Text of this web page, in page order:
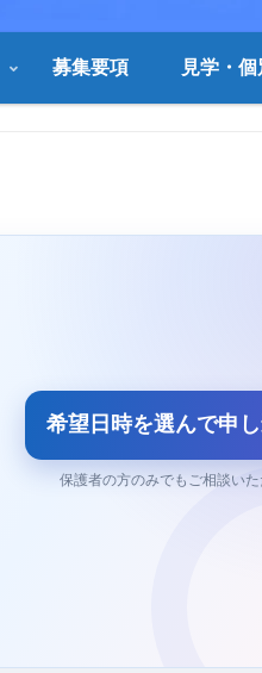
募集要項 見学・
希望日時を選んで申
保護者の方のみでもご相談い